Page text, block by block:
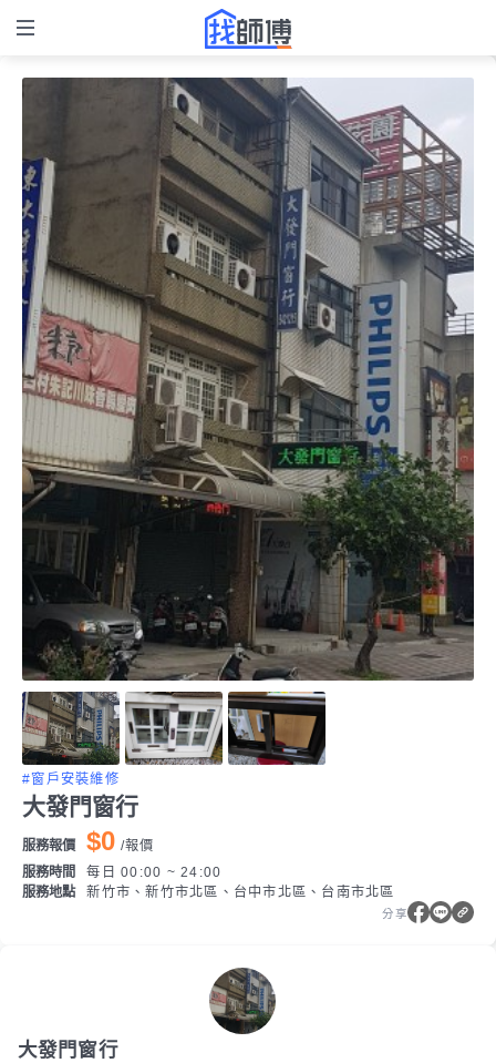
#窗戶安裝維修
大發門窗行
服務報價 $0 /報價
服務時間
每日 00:00 ~ 24:00
服務地點
新竹市、新竹市北區、台中市北區、台南市北區
分享
大發門窗行